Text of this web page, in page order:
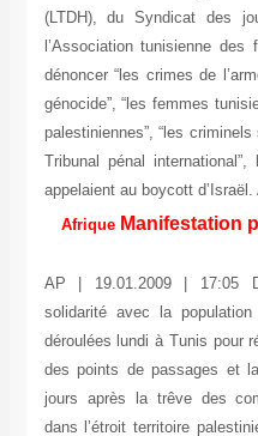
(LTDH), du Syndicat des
l’Association tunisienne des
dénoncer “les crimes de
génocide”, “les femmes
palestiniennes”, “les
Tribunal pénal
appelaient au boycott d’Israël.
Afrique Manifestation
AP | 19.01.2009 | 17:05
solidarité avec la
déroulées lundi à Tunis pour
des points de passages et
jours après la trêve des
dans l’étroit territoire